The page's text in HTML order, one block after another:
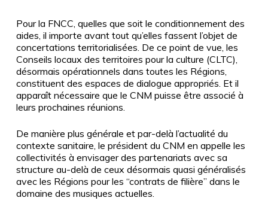
Pour la FNCC, quelles que soit le conditionnement des
aides, il importe avant tout qu’elles fassent l’objet de
concertations territorialisées. De ce point de vue, les
Conseils locaux des territoires pour la culture (CLTC),
désormais opérationnels dans toutes les Régions,
constituent des espaces de dialogue appropriés. Et il
apparaît nécessaire que le CNM puisse être associé à
leurs prochaines réunions.
De manière plus générale et par-delà l’actualité du
contexte sanitaire, le président du CNM en appelle les
collectivités à envisager des partenariats avec sa
structure au-delà de ceux désormais quasi généralisés
avec les Régions pour les “contrats de filière” dans le
domaine des musiques actuelles.